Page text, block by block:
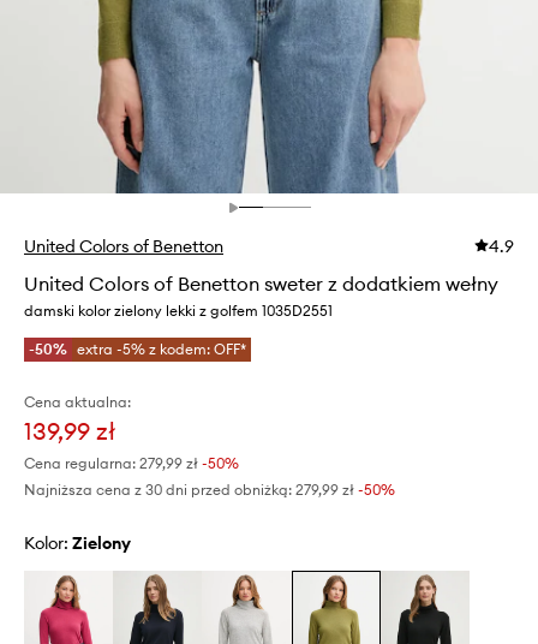
United Colors of Benetton 4.9
United Colors of Benetton sweter z dodatkiem wełny
damski kolor zielony lekki z golfem 1035D2551
-50% extra -5% z kodem: OFF*
Cena aktualna:
139,99 zł
Cena regularna: 279,99 zł -50%
Najniższa cena z 30 dni przed obniżką: 279,99 zł -50%
Kolor: zielony